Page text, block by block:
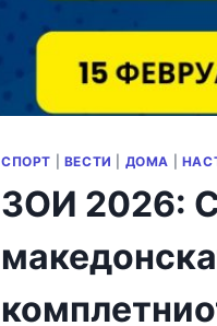
СПОРТ ВЕСТИ ДОМА
ЗОИ 2026: